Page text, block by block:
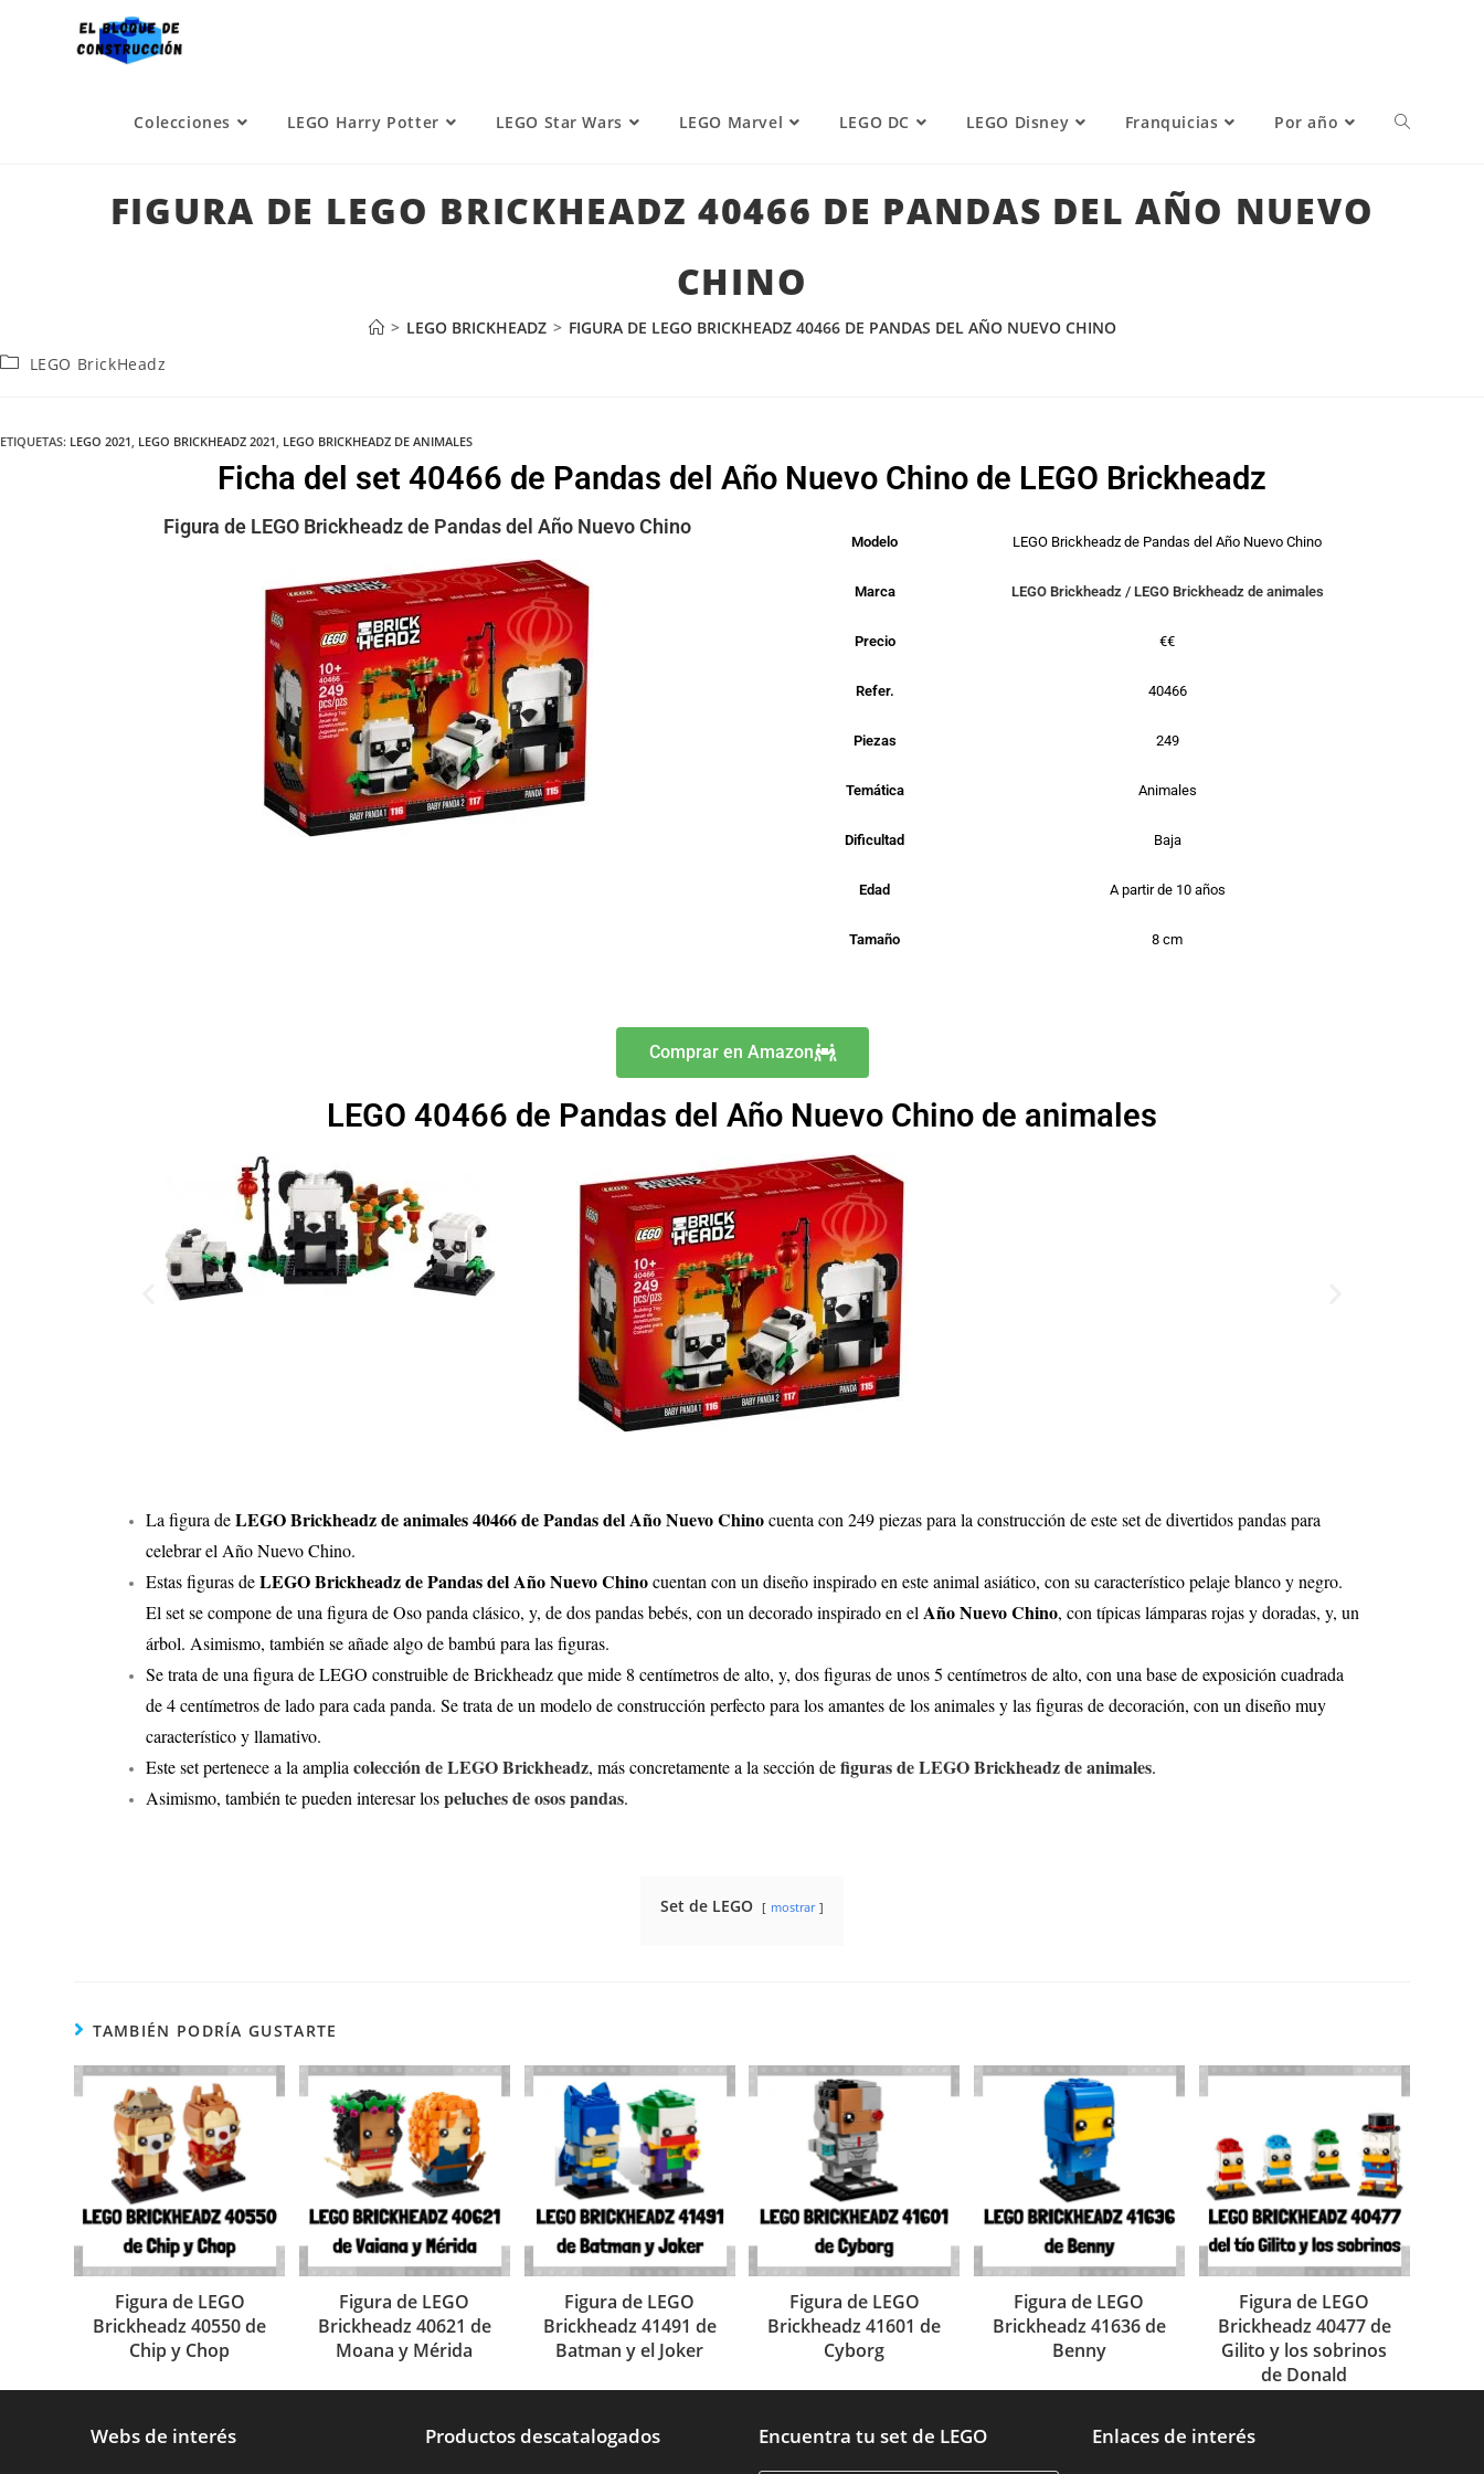
Colecciones LEGO Harry Potter LEGO Star Wars LEGO Marvel LEGO DC LEGO Disney Franquicias Por año
FIGURA DE LEGO BRICKHEADZ 40466 DE PANDAS DEL AÑO NUEVO
CHINO
> LEGO BRICKHEADZ > FIGURA DE LEGO BRICKHEADZ 40466 DE PANDAS DEL AÑO NUEVO CHINO
LEGO BrickHeadz
ETIQUETAS: LEGO 2021, LEGO BRICKHEADZ 2021, LEGO BRICKHEADZ DE ANIMALES
Ficha del set 40466 de Pandas del Año Nuevo Chino de LEGO Brickheadz
Figura de LEGO Brickheadz de Pandas del Año Nuevo Chino
Modelo LEGO Brickheadz de Pandas del Año Nuevo Chino
Marca LEGO Brickheadz/ LEGO Brickheadz de animales
Precio €€
Refer. 40466
Piezas 249
Temática Animales
Dificultad Baja
Edad A partir de 10 años
Tamaño 8 cm
Comprar en Amazon
LEGO 40466 de Pandas del Año Nuevo Chino de animales
La figura deLEGO Brickheadz de animales 40466 de Pandas del Año Nuevo Chinocuenta con 249 piezas para la construcción de este set de divertidos pandas para
celebrar el Año Nuevo Chino.
Estas figuras deLEGO Brickheadz de Pandas del Año Nuevo Chinocuentan con un diseño inspirado en este animal asiático, con su característico pelaje blanco y negro.
El set se compone de una figura de Oso panda clásico, y, de dos pandas bebés, con un decorado inspirado en el Año Nuevo Chino, con típicas lámparas rojas y doradas, y, un
árbol. Asimismo, también se añade algo de bambú para las figuras.
Se trata de una figura de LEGO construible de Brickheadz que mide 8 centímetros de alto, y, dos figuras de unos 5 centímetros de alto, con una base de exposición cuadrada
de 4 centímetros de lado para cada panda. Se trata de un modelo de construcción perfecto para los amantes de los animales y las figuras de decoración, con un diseño muy
característico y llamativo.
Este set pertenece a la amplia colección de LEGO Brickheadz, más concretamente a la sección defiguras de LEGO Brickheadz de animales.
Asimismo, también te pueden interesar lospeluches de osos pandas.
Set de LEGO mostrar
TAMBIÉN PODRÍA GUSTARTE
Figura de LEGO
Brickheadz 40550 de
Chip y Chop
Figura de LEGO
Brickheadz 40621 de
Moana y Mérida
Figura de LEGO
Brickheadz 41491 de
Batman y el Joker
Figura de LEGO
Brickheadz 41601 de
Cyborg
Figura de LEGO
Brickheadz 41636 de
Benny
Figura de LEGO
Brickheadz 40477 de
Gilito y los sobrinos
de Donald
Webs de interés Productos descatalogados Encuentra tu set de LEGO Enlaces de interés